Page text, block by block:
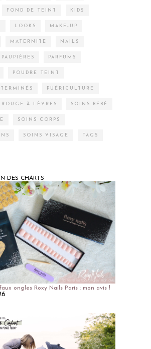
FOND DE TEINT KIDS
LOOKS MAKE-UP
MATERNITÉ NAILS
PARFUMS
POUDRE TEINT
PUÉRICULTURE
ROUGE À LÈVRES SOINS BÉBÉ
SOINS CORPS
SOINS VISAGE TAGS
DES CHARTS
ongles Roxy Nails Paris : mon avis !